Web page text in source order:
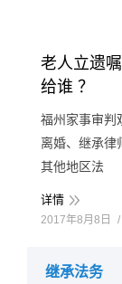
老人立遗
给谁 ？
福州家事审判
离婚、继承律
其他地区法
详情
2017年8月8日
继承法务